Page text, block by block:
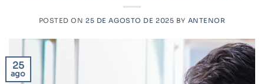
POSTED ON25 DE AGOSTO DE 2025 BY ANTENOR
25
ago